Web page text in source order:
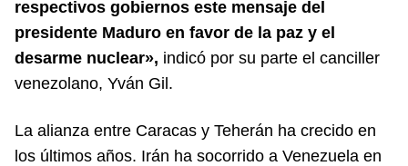
respectivos gobiernos este mensaje del
presidente Maduro en favor de la paz y el
desarme nuclear», indicó por su parte el canciller
venezolano, Yván Gil.
La alianza entre Caracas y Teherán ha crecido en
los últimos años. Irán ha socorrido a Venezuela en